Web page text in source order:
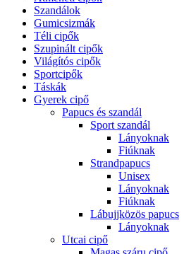
Szandálok
Gumicsizmák
Téli cipők
Szupinált cipők
Világítós cipők
Sportcipők
Táskák
Gyerek cipő
Papucs és szandál
Sport szandál
Lányoknak
Fiúknak
Strandpapucs
Unisex
Lányoknak
Fiúknak
Lábujjközös papucs
Lányoknak
Utcai cipő